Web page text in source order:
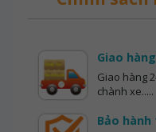
Giao
Giao hàng
chành xe.....
Bảo hành